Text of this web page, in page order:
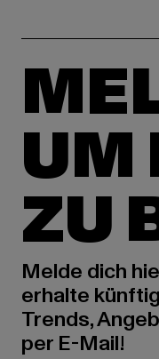
UM
ZU
Melde dich
erhalte
Trends,
per E-Mail!